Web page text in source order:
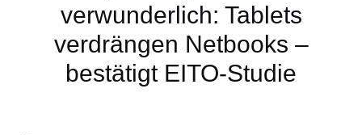
verwunderlich: Tablets
verdrängen Netbooks –
bestätigt EITO-Studie